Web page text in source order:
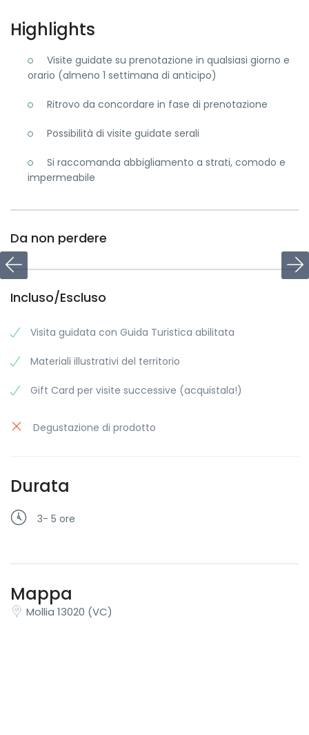
Highlights
Visite guidate su prenotazione in qualsiasi giorno e
orario (almeno 1 settimana di anticipo)
Ritrovo da concordare in fase di prenotazione
Possibilità di visite guidate serali
Si raccomanda abbigliamento a strati, comodo e
impermeabile
Da non perdere
Incluso/Escluso
Visita guidata con Guida Turistica abilitata
Materiali illustrativi del territorio
Gift Card per visite successive (acquistala!)
Degustazione di prodotto
Durata
3- 5 ore
Mappa
Mollia 13020 (VC)